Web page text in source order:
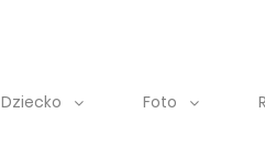
Dziecko Foto